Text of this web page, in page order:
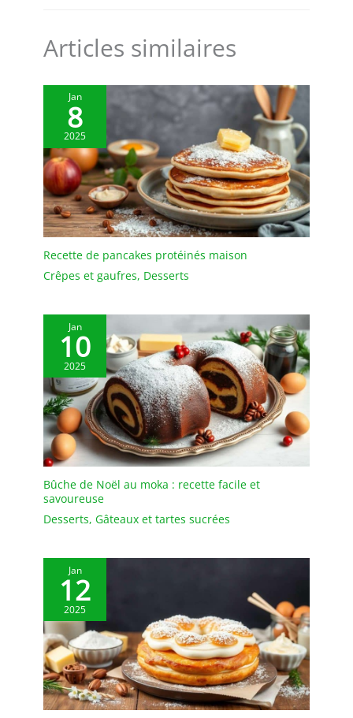
Articles similaires
Jan
8
2025
Recette de pancakes protéinés maison
Crêpes et gaufres, Desserts
Jan
10
2025
Bûche de Noël au moka : recette facile et
savoureuse
Desserts, Gâteaux et tartes sucrées
Jan
12
2025